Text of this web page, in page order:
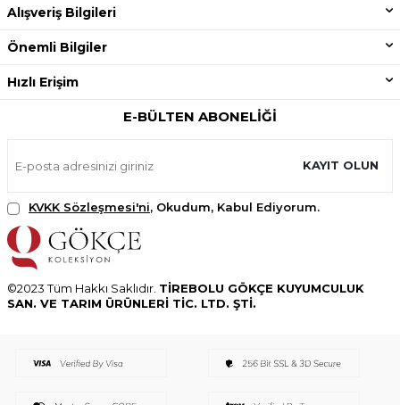
Alışveriş Bilgileri
Önemli Bilgiler
Hızlı Erişim
E-BÜLTEN ABONELIĞI
KAYIT OLUN
KVKK Sözleşmesi'ni, Okudum, Kabul Ediyorum.
©2023 Tüm Hakkı Saklıdır. TİREBOLU GÖKÇE KUYUMCULUK
SAN. VE TARIM ÜRÜNLERİ TİC. LTD. ŞTİ.